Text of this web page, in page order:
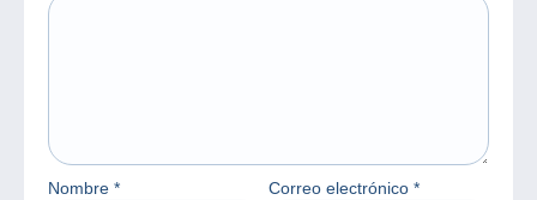
Nombre * Correo electrónico *